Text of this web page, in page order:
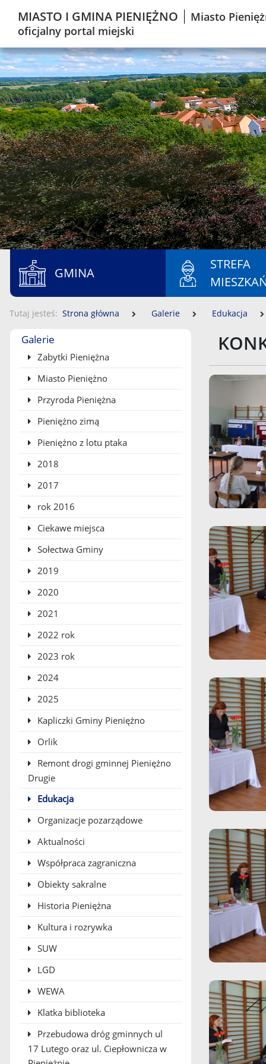
MIASTO I GMINA PIENIĘŻNO
Miasto
oficjalny portal miejski
GMINA
STREFA
Tutaj jesteś Strona główna Galerie Edukacja
Menu boczne
Galerie
Zabytki Pieniężna
Miasto Pieniężno
Przyroda Pieniężna
Pieniężno zimą
Pieniężno z lotu ptaka
2018
2017
rok 2016
Ciekawe miejsca
Sołectwa Gminy
2019
2020
2021
2022 rok
2023 rok
2024
2025
Kapliczki Gminy Pieniężno
Orlik
Remont drogi gminnej Pieniężno
Drugie
Edukacja
Organizacje pozarządowe
Aktualności
Współpraca zagraniczna
Obiekty sakralne
Historia Pieniężna
Kultura i rozrywka
SUW
LGD
WEWA
Klatka biblioteka
Przebudowa dróg gminnych ul
17 Lutego oraz ul. Ciepłownicza w